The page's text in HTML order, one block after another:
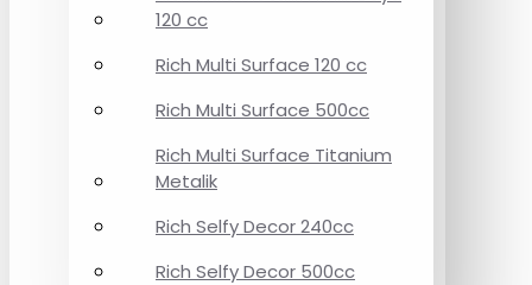
120 cc
Rich Multi Surface 120 cc
Rich Multi Surface 500cc
Rich Multi Surface Titanium
Metalik
Rich Selfy Decor 240cc
Rich Selfy Decor 500cc